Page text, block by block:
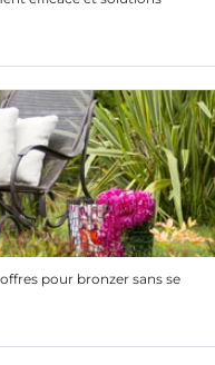
pour bronzer sans se